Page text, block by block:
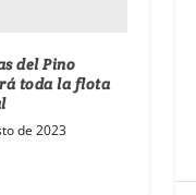
del Pino
toda la flota
de 2023